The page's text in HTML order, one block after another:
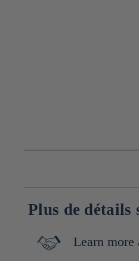
Plus de
Learn more